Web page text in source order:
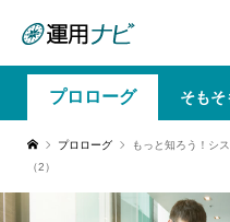
プロローグ そもそ
プロローグ
もっと知ろう！シ
（2）